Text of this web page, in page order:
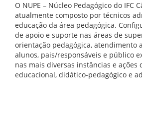
O NUPE – Núcleo Pedagógico do IFC
atualmente composto por técnicos
educação da área pedagógica.
de apoio e suporte nas áreas de
orientação pedagógica, atendimento
alunos, pais/responsáveis e público
nas mais diversas instâncias e ações
educacional, didático-pedagógico e